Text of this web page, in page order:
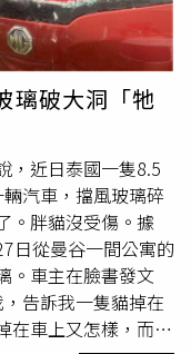
就表示，戴夫在民眾
部與巴勒斯坦人心中
高人氣的關係，目前
家中渡過，以此來
到暗殺的機率。除
面過，目前外界也
列公布其通緝犯身
到，即便是在加薩
身分。認識戴夫的
情的人，本身對於巴
所關注的，就是希
拉伯國家的衝突性
破大洞「牠
，近日泰國一隻8.5
汽車，擋風玻璃碎
。胖貓沒受傷。據
日從曼谷一間公寓的
。車主在臉書發文
告訴我一隻貓掉在
在車上又怎樣，而牠